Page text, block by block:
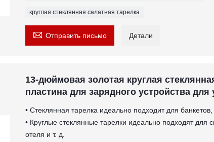
круглая стеклянная салатная тарелка
 Отправить письмо Детали
13-дюймовая золотая круглая
пластина для зарядного устройства для
• Стеклянная тарелка идеально подходит для
• Круглые стеклянные тарелки идеально подходят для
отеля и т. д.